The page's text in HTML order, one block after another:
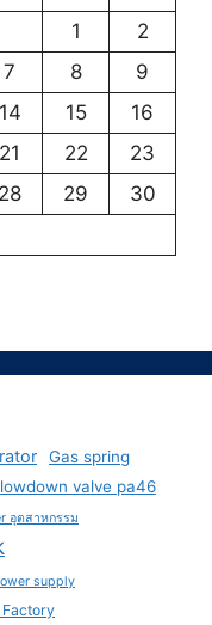
1
2
7 8
9
14 15
16
21 22
23
28 29
30
Gas spring
valve pa46
อุตสาหกรรม
supply
Factory